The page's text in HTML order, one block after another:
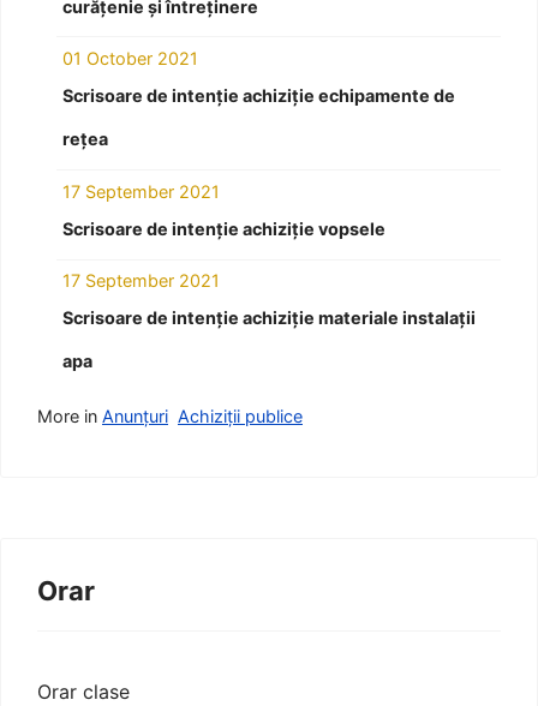
curățenie și întreținere
01 October 2021
Scrisoare de intenție achiziție echipamente de
rețea
17 September 2021
Scrisoare de intenție achiziție vopsele
17 September 2021
Scrisoare de intenție achiziție materiale instalații
apa
More in Anunțuri Achiziții publice
Orar
Orar clase